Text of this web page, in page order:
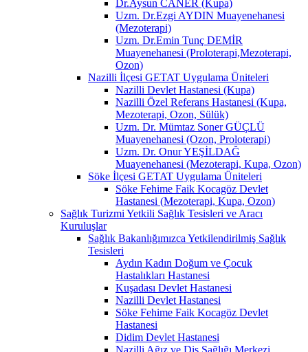
Dr.Aysun CANER (Kupa)
Uzm. Dr.Ezgi AYDIN Muayenehanesi
(Mezoterapi)
Uzm. Dr.Emin Tunç DEMİR
Muayenehanesi (Proloterapi,Mezoterapi,
Ozon)
Nazilli İlçesi GETAT Uygulama Üniteleri
Nazilli Devlet Hastanesi (Kupa)
Nazilli Özel Referans Hastanesi (Kupa,
Mezoterapi, Ozon, Sülük)
Uzm. Dr. Mümtaz Soner GÜÇLÜ
Muayenehanesi (Ozon, Proloterapi)
Uzm. Dr. Onur YEŞİLDAĞ
Muayenehanesi (Mezoterapi, Kupa, Ozon)
Söke İlçesi GETAT Uygulama Üniteleri
Söke Fehime Faik Kocagöz Devlet
Hastanesi (Mezoterapi, Kupa, Ozon)
Sağlık Turizmi Yetkili Sağlık Tesisleri ve Aracı
Kuruluşlar
Sağlık Bakanlığımızca Yetkilendirilmiş Sağlık
Tesisleri
Aydın Kadın Doğum ve Çocuk
Hastalıkları Hastanesi
Kuşadası Devlet Hastanesi
Nazilli Devlet Hastanesi
Söke Fehime Faik Kocagöz Devlet
Hastanesi
Didim Devlet Hastanesi
Nazilli Ağız ve Diş Sağlığı Merkezi